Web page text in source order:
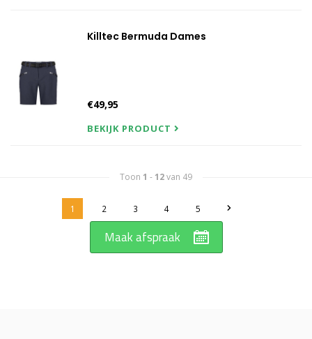
Killtec Bermuda Dames
€49,95
BEKIJK PRODUCT
Toon 1 - 12van 49
1 2 3 4 5
Maak afspraak